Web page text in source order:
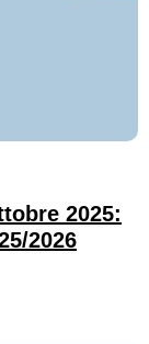
2025:
2026